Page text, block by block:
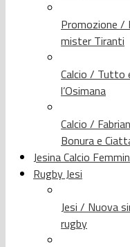
Promozione /
mister Tiranti
Calcio /
l’Osimana
Calcio /
Bonura e
Jesina Calcio
Rugby Jesi
Jesi / Nuova
rugby